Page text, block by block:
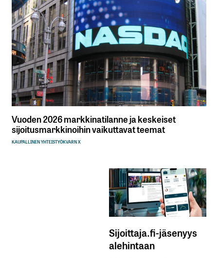
Vuoden 2026 markkinatilanne ja keskeiset
sijoitusmarkkinoihin vaikuttavat teemat
KAUPALLINEN YHTEISTYÖKVARN X
Sijoittaja.fi-jäsenyys
alehintaan